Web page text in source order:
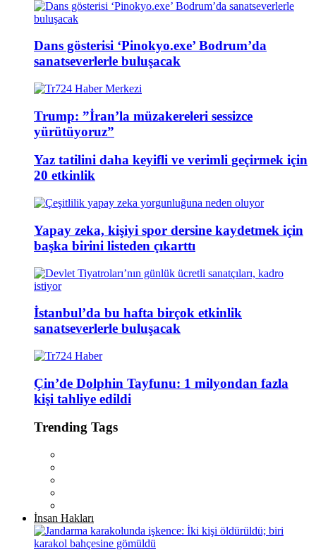
Dans gösterisi ‘Pinokyo.exe’ Bodrum’da
sanatseverlerle buluşacak
Trump: ”İran’la müzakereleri sessizce
yürütüyoruz”
Yaz tatilini daha keyifli ve verimli geçirmek için
20 etkinlik
Yapay zeka, kişiyi spor dersine kaydetmek için
başka birini listeden çıkarttı
İstanbul’da bu hafta birçok etkinlik
sanatseverlerle buluşacak
Çin’de Dolphin Tayfunu: 1 milyondan fazla
kişi tahliye edildi
Trending Tags
İnsan Hakları